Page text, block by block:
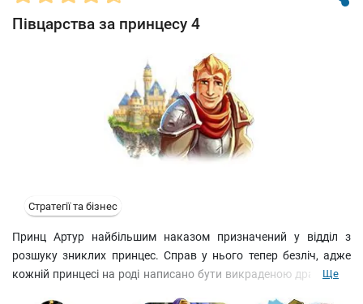
Півцарства за принцесу 4
Стратегії та бізнес
Принц Артур найбільшим наказом призначений у відділ з
розшуку зниклих принцес. Справ у нього тепер безліч, адже
кожній принцесі на роді написано бути викраденою драконом,
Ще